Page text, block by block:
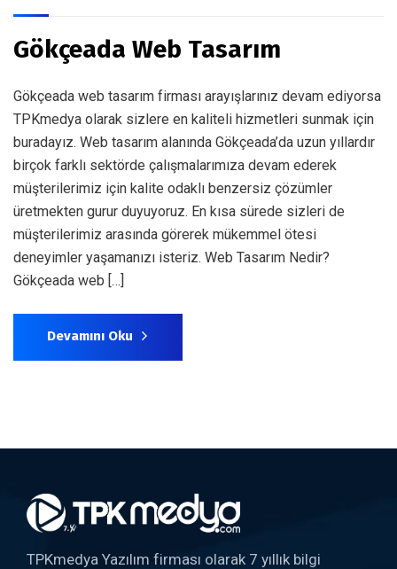
Gökçeada Web Tasarım
Gökçeada web tasarım firması arayışlarınız devam ediyorsa
TPKmedya olarak sizlere en kaliteli hizmetleri sunmak için
buradayız. Web tasarım alanında Gökçeada’da uzun yıllardır
birçok farklı sektörde çalışmalarımıza devam ederek
müşterilerimiz için kalite odaklı benzersiz çözümler
üretmekten gurur duyuyoruz. En kısa sürede sizleri de
müşterilerimiz arasında görerek mükemmel ötesi
deneyimler yaşamanızı isteriz. Web Tasarım Nedir?
Gökçeada web […]
Devamını Oku
TPKmedya Yazılım firması olarak 7 yıllık bilgi